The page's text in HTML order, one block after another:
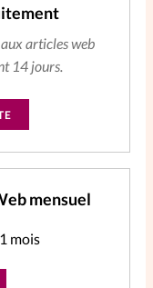
articles web
14 jours.
mensuel
mois